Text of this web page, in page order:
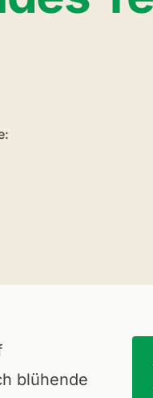
blühende